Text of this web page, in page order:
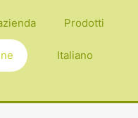
Prodotti
Italiano